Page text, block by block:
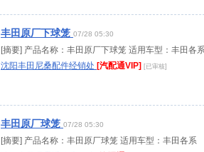
丰田原厂下球笼 07/28 05:30
[摘要] 产品名称：丰田原厂下球笼 适用车型：丰田各
沈阳丰田尼桑配件经销处 [汽配通VIP] [已审核]
丰田原厂球笼 07/28 05:30
[摘要] 产品名称：丰田原厂球笼 适用车型：丰田各系